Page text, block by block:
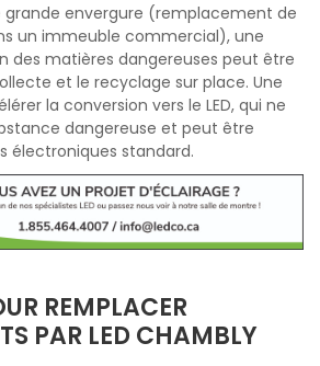
grande envergure (remplacement de
un immeuble commercial), une
des matières dangereuses peut être
et le recyclage sur place. Une
la conversion vers le LED, qui ne
dangereuse et peut être
électroniques standard.
REMPLACER
PAR LED CHAMBLY